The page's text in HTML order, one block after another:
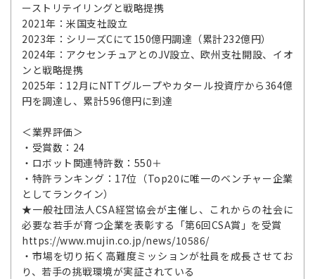
ーストリテイリングと戦略提携
2021年：米国支社設立
2023年：シリーズCにて150億円調達（累計232億円）
2024年：アクセンチュアとのJV設立、欧州支社開設、イオ
ンと戦略提携
2025年：12月にNTTグループやカタール投資庁から364億
円を調達し、累計596億円に到達
＜業界評価＞
・受賞数：24
・ロボット関連特許数：550＋
・特許ランキング：17位（Top20に唯一のベンチャー企業
としてランクイン）
★一般社団法人CSA経営協会が主催し、これからの社会に
必要な若手が育つ企業を表彰する「第6回CSA賞」を受賞
https://www.mujin.co.jp/news/10586/
・市場を切り拓く高難度ミッションが社員を成長させてお
り、若手の挑戦環境が実証されている